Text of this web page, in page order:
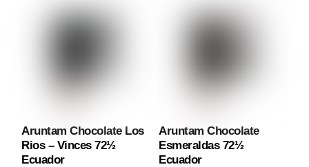
Aruntam Chocolate Los
Rios – Vinces 72½
Ecuador
Aruntam Chocolate
Esmeraldas 72½
Ecuador